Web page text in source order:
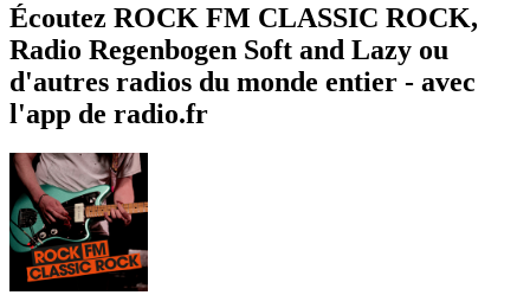
Écoutez ROCK FM CLASSIC ROCK,
Radio Regenbogen Soft and Lazy ou
d'autres radios du monde entier - avec
l'app de radio.fr